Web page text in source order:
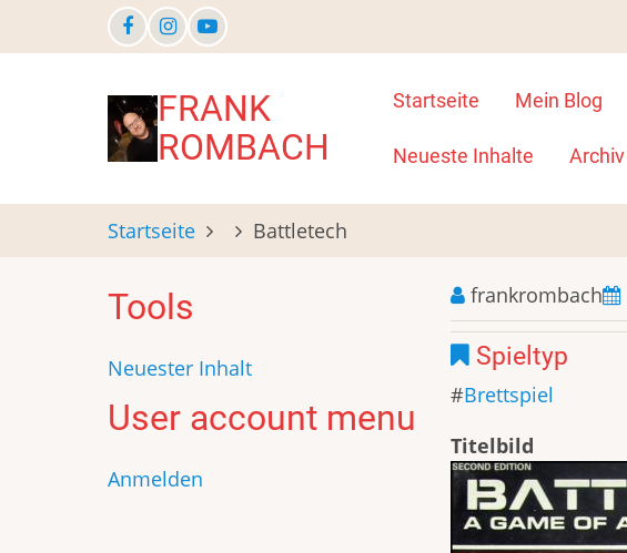
zum
FRANK
ROMBACH
Main
navigation
Startseite Mein Blog
Neueste Inhalte Archiv
Startseite Battletech
frankrombach
Spieltyp
Brettspiel
Titelbild
Tools
Neuester Inhalt
User account menu
Anmelden